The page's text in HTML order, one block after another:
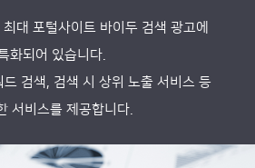
대 포털사이트 바이두 검색 광고에
화되어 있습니다.
검색, 검색 시 상위 노출 서비스 등
서비스를 제공합니다.